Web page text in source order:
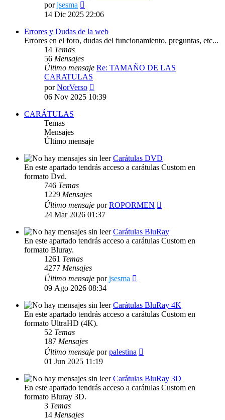
porjsesma
último
14 Dic 2025 22:06
Errores y Dudas de la web
Errores en el foro, dudas del funcionamiento, preguntas, etc...
14 Temas
56 Mensajes
Último mensaje Re: TAMAÑO DE LAS
CARATULAS
porNorVerso
último
06 Nov 2025 10:39
CARÁTULAS
Temas
Mensajes
Último mensaje
Carátulas DVD
En este apartado tendrás acceso a carátulas Custom en
formato Dvd.
746 Temas
1229 Mensajes
Último mensaje porROPORMEN
24 Mar 2026 01:37
Carátulas BluRay
En este apartado tendrás acceso a carátulas Custom en
formato Bluray.
1261 Temas
4277 Mensajes
Último mensaje porjsesma
09 Ago 2026 08:34
Carátulas BluRay 4K
En este apartado tendrás acceso a carátulas Custom en
formato UltraHD (4K).
52 Temas
187 Mensajes
Último mensaje porpalestina
01 Jun 2025 11:19
Carátulas BluRay 3D
En este apartado tendrás acceso a carátulas Custom en
formato Bluray 3D.
3 Temas
14 Mensajes